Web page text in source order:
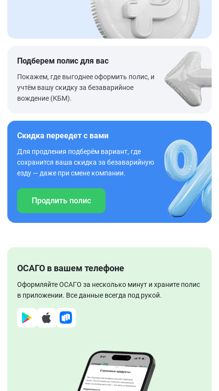
Подберем полис для вас
Покажем, где выгоднее оформить полис, и
учтём вашу скидку за безаварийное
вождение (КБМ).
Скидка переедет с вами
Для продления подберём вариант, где
сохранится ваша скидка за безаварийную
езду — даже при смене компании.
Продлить полис
ОСАГО в вашем телефоне
Оформляйте ОСАГО за несколько минут и храните полис
в приложении. Все данные всегда под рукой.